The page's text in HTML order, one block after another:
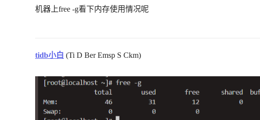
机器上free -g看下内存使用情况呢
tidb小白 (Ti D Ber Emsp S Ckm)